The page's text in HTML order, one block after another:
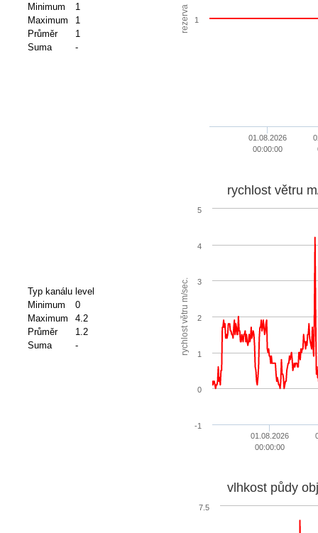
Minimum
1
Maximum
1
Průměr
1
Suma
-
rezerva
01.08.2026
00:00:00
1
Typ kanálu level
Minimum
0
Maximum
4.2
Průměr
1.2
Suma
- rychlost větru m/sec.
rychlost větru
01.08.2026
00:00:00
-1
0
1
2
3
4
5
vlhkost půdy
7.5